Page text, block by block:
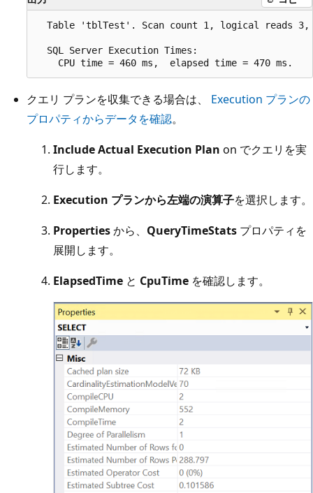
Table 'tblTest'. Scan count 1, logical reads
  SQL Server Execution Times:
クエリ プランを収集できる場合は、 Execution プランの
プロパティからデータを確認。
Include Actual Execution Plan on でクエリを実
行します。
Execution プランから左端の演算子を選択します。
Propertiesから、 QueryTimeStats プロパティを
展開します。
ElapsedTime と CpuTime を確認します。